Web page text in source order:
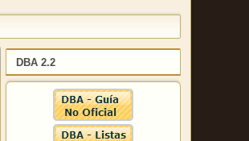
DBA 2.2